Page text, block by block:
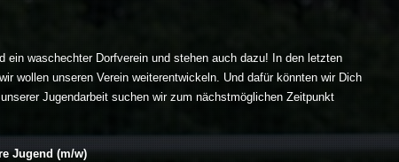
ein waschechter Dorfverein und stehen auch dazu! In den letzten
wollen unseren Verein weiterentwickeln. Und dafür könnten wir Dich
Jugendarbeit suchen wir zum nächstmöglichen Zeitpunkt
Jugend (m/w)